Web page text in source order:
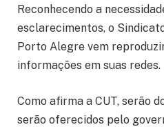
Reconhecendo a
esclarecimentos, o
Porto Alegre vem
informações em suas redes.
Como afirma a CUT, serão
serão oferecidos pelo